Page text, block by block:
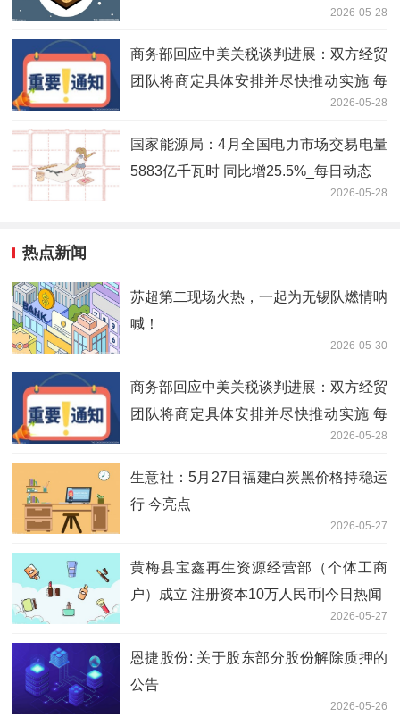
2026-05-28
商务部回应中美关税谈判进展：双方经贸
团队将商定具体安排并尽快推动实施 每
2026-05-28
国家能源局：4月全国电力市场交易电量
5883亿千瓦时 同比增25.5%_每日动态
2026-05-28
热点新闻
苏超第二现场火热，一起为无锡队燃情呐
喊！
2026-05-30
商务部回应中美关税谈判进展：双方经贸
团队将商定具体安排并尽快推动实施 每
2026-05-28
生意社：5月27日福建白炭黑价格持稳运
行 今亮点
2026-05-27
黄梅县宝鑫再生资源经营部（个体工商
户）成立 注册资本10万人民币|今日热闻
2026-05-27
恩捷股份: 关于股东部分股份解除质押的
公告
2026-05-26